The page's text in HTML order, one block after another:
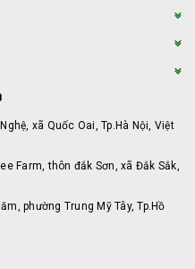
xã Quốc Oai, Tp.Hà Nội, Việt
Farm, thôn đắk Sơn, xã Đắk Sắk,
phường Trung Mỹ Tây, Tp.Hồ